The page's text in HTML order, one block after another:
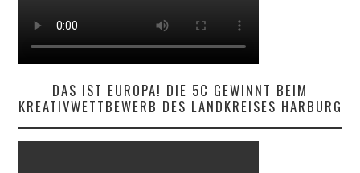
DAS IST EUROPA! DIE 5C GEWINNT BEIM
KREATIVWETTBEWERB DES LANDKREISES HARBURG